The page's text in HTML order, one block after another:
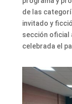
de las
invitado y
sección oficial
celebrada el